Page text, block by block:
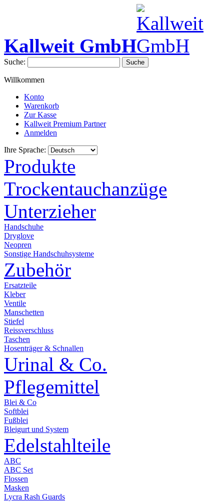
Kallweit GmbH
Suche: Suche
Willkommen
Konto
Warenkorb
Zur Kasse
Kallweit Premium Partner
Anmelden
Ihre Sprache:
Produkte
Trockentauchanzüge
Unterzieher
Handschuhe
Dryglove
Neopren
Sonstige Handschuhsysteme
Zubehör
Ersatzteile
Kleber
Ventile
Manschetten
Stiefel
Reissverschluss
Taschen
Hosenträger & Schnallen
Urinal & Co.
Pflegemittel
Blei & Co
Softblei
Fußblei
Bleigurt und System
Edelstahlteile
ABC
ABC Set
Flossen
Masken
Lycra Rash Guards